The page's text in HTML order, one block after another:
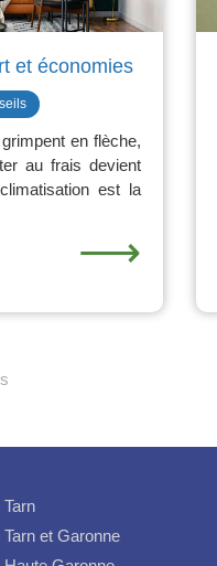
et économies
en flèche,
au frais devient
est la
⟶
et Garonne